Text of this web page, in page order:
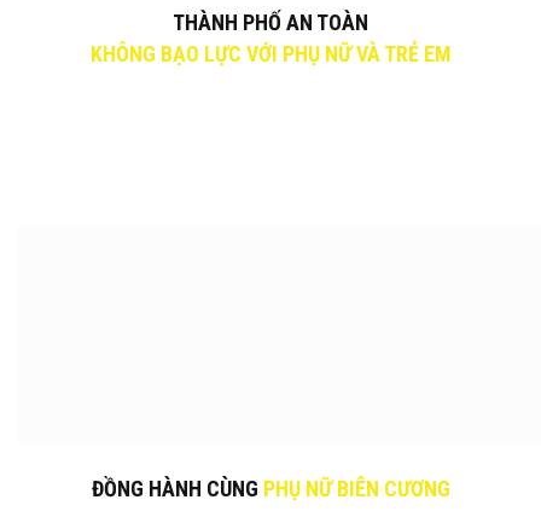
THÀNH PHỐ AN TOÀN
KHÔNG BẠO LỰC VỚI PHỤ NỮ VÀ TRẺ EM
ĐỒNG HÀNH CÙNG PHỤ NỮ BIÊN CƯƠNG